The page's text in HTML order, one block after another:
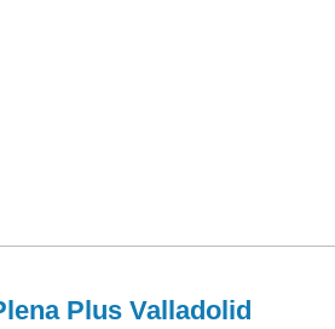
Plus Valladolid